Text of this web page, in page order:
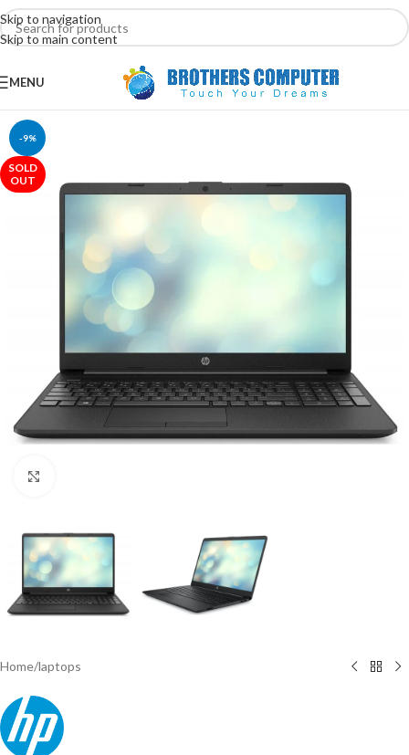
Skip to navigation
Skip to main content
MENU
-9%
SOLD
OUT
Home/laptops